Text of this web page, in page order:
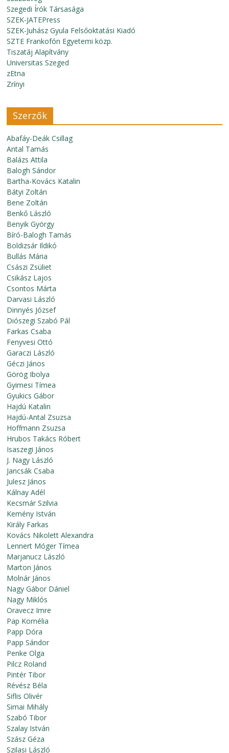
Szegedi Írók Társasága
SZEK-JATEPress
SZEK-Juhász Gyula Felsőoktatási Kiadó
SZTE Frankofón Egyetemi közp.
Tiszatáj Alapítvány
Universitas Szeged
zEtna
Zrínyi
Szerzők
Abafáy-Deák Csillag
Antal Tamás
Balázs Attila
Balogh Sándor
Bartha-Kovács Katalin
Bátyi Zoltán
Bene Zoltán
Benkő László
Benyik György
Bíró-Balogh Tamás
Boldizsár Ildikó
Bullás Mária
Császi Zsüliet
Csikász Lajos
Csontos Márta
Darvasi László
Dinnyés József
Diószegi Szabó Pál
Farkas Csaba
Fenyvesi Ottó
Garaczi László
Géczi János
Görög Ibolya
Gyimesi Tímea
Gyukics Gábor
Hajdú Katalin
Hajdú-Antal Zsuzsa
Hoffmann Zsuzsa
Hrubos Takács Róbert
Isaszegi János
J. Nagy László
Jancsák Csaba
Julesz János
Kálnay Adél
Kecsmár Szilvia
Kemény István
Király Farkas
Kovács Nikolett Alexandra
Lennert Móger Tímea
Marjanucz László
Marton János
Molnár János
Nagy Gábor Dániel
Nagy Miklós
Oravecz Imre
Pap Kornélia
Papp Dóra
Papp Sándor
Penke Olga
Pilcz Roland
Pintér Tibor
Révész Béla
Siflis Olivér
Simai Mihály
Szabó Tibor
Szalay István
Szász Géza
Szilasi László